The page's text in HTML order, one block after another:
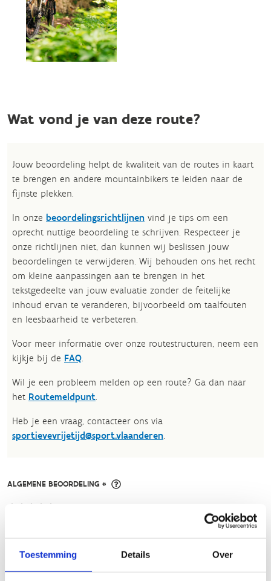
Toestemming Details Over
Wat vond je van deze route?
Jouw beoordeling helpt de kwaliteit van de routes in kaart
te brengen en andere mountainbikers te leiden naar de
fijnste plekken.
In onze beoordelingsrichtlijnen vind je tips om een
oprecht nuttige beoordeling te schrijven. Respecteer je
onze richtlijnen niet, dan kunnen wij beslissen jouw
beoordelingen te verwijderen. Wij behouden ons het recht
om kleine aanpassingen aan te brengen in het
tekstgedeelte van jouw evaluatie zonder de feitelijke
inhoud ervan te veranderen, bijvoorbeeld om taalfouten
en leesbaarheid te verbeteren.​
Voor meer informatie over onze routestructuren, neem een
kijkje bij de FAQ.
Wil je een probleem melden op een route? Ga dan naar
het Routemeldpunt.
Heb je een vraag, contacteer ons via
sportievevrijetijd@sport.vlaanderen.​
ALGEMENE BEOORDELING *
FYSIEKE INSPANNING